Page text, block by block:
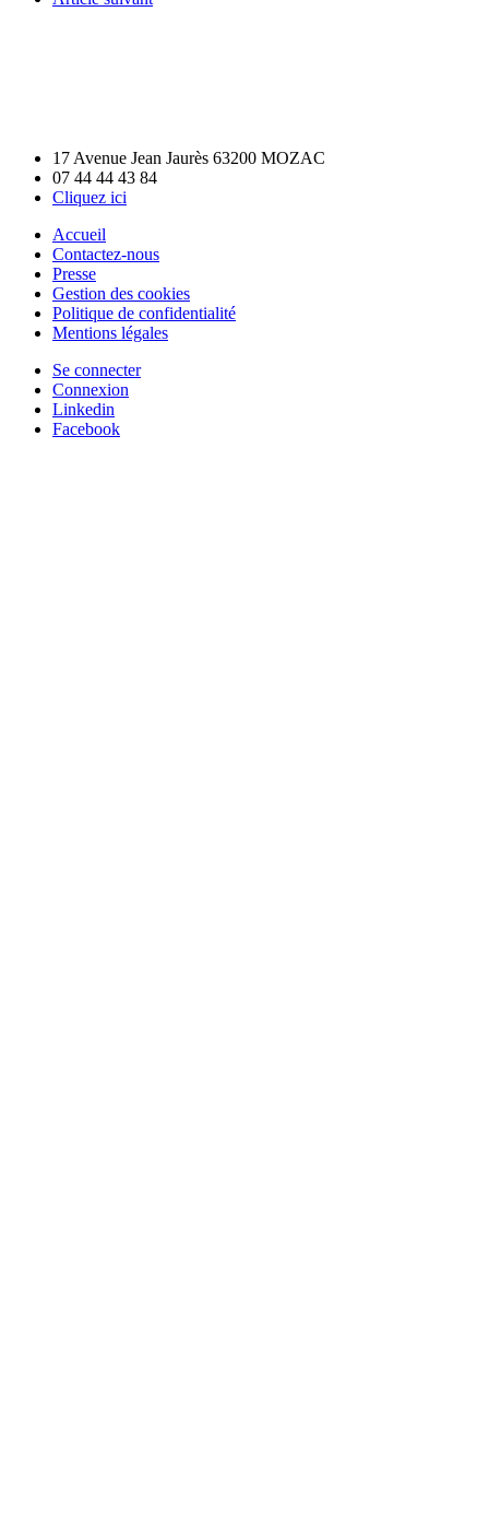
17 Avenue Jean Jaurès 63200 MOZAC
07 44 44 43 84
Cliquez ici
Accueil
Contactez-nous
Presse
Gestion des cookies
Politique de confidentialité
Mentions légales
Se connecter
Connexion
Linkedin
Facebook